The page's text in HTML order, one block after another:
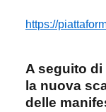
https://
A seguito
la nuova
delle